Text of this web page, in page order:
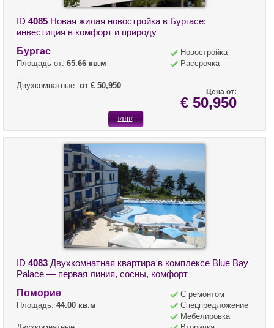
ID 4085 Новая жилая новостройка в Бургасе:
инвестиция в комфорт и природу
Бургас
Площадь от: 65.66 кв.м
Двухкомнатные: от € 50,950
Новостройка
Рассрочка
Цена от:
€ 50,950
ID 4083 Двухкомнатная квартира в комплексе Blue Bay
Palace — первая линия, сосны, комфорт
Поморие
Площадь: 44.00 кв.м
С ремонтом
Спецпредложение
Мебелировка